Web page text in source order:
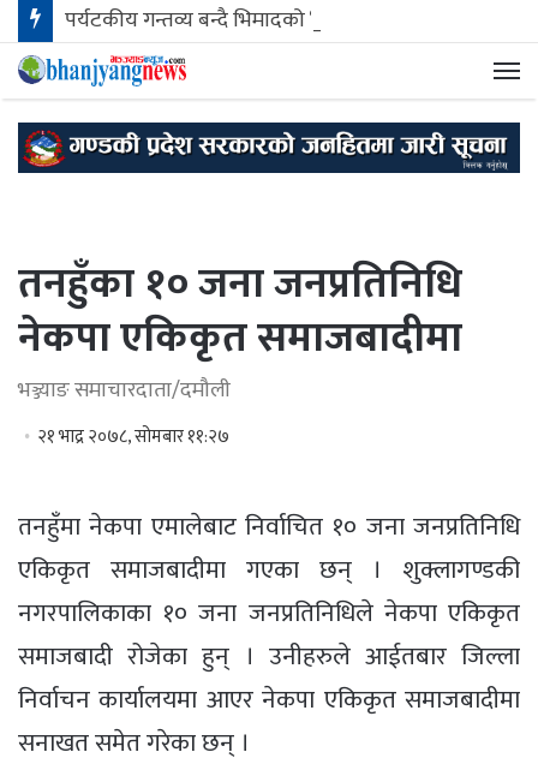
तनहुँका १० जना जनप्रतिनिधि
नेकपा एकिकृत समाजबादीमा
भञ्ज्याङ समाचारदाता/दमौली
२१ भाद्र २०७८, सोमबार ११:२७
तनहुँमा नेकपा एमालेबाट निर्वाचित १० जना जनप्रतिनिधि
एकिकृत समाजबादीमा गएका छन् । शुक्लागण्डकी
नगरपालिकाका १० जना जनप्रतिनिधिले नेकपा एकिकृत
समाजबादी रोजेका हुन् । उनीहरुले आईतबार जिल्ला
निर्वाचन कार्यालयमा आएर नेकपा एकिकृत समाजबादीमा
सनाखत समेत गरेका छन् ।